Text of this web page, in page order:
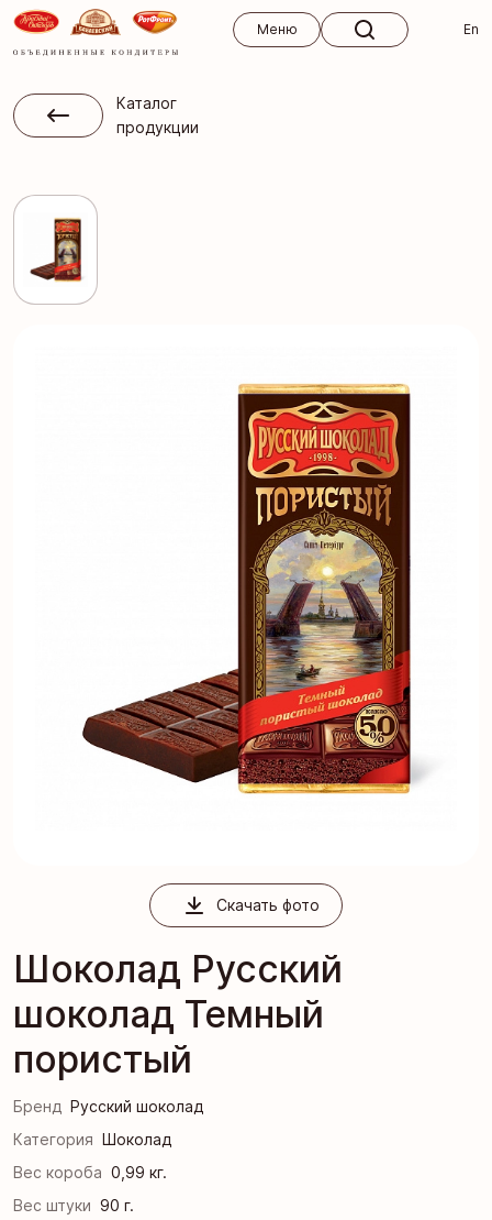
Меню
En
Каталог
продукции
Скачать фото
Шоколад Русский
шоколад Темный
пористый
Бренд Русский шоколад
Категория Шоколад
Вес короба 0,99 кг.
Вес штуки 90 г.